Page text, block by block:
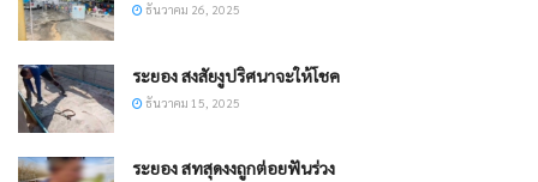
ธันวาคม 26, 2025
ระยอง สงสัยงูปริศนาจะให้โชค
ธันวาคม 15, 2025
ระยอง สทสุดงงถูกต่อยฟันร่วง